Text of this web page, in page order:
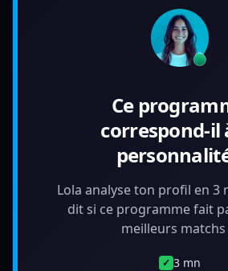
Ce
correspond-il
Lola analyse ton profil en 3
dit si ce programme fait
meilleurs matchs
✓ 3 mn